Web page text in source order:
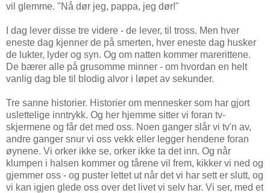
vil glemme. "Nå dør jeg, pappa, jeg dør!"
I dag lever disse tre videre - de lever, til tross. Men hver
eneste dag kjenner de på smerten, hver eneste dag husker
de lukter, lyder og syn. Og om natten kommer marerittene.
De bærer alle på grusomme minner - om hvordan en helt
vanlig dag ble til blodig alvor i løpet av sekunder.
Tre sanne historier. Historier om mennesker som har gjort
uslettelige inntrykk. Og her hjemme sitter vi foran tv-
skjermene og får det med oss. Noen ganger slår vi tv'n av,
andre ganger snur vi oss vekk eller legger hendene foran
øynene. Vi orker ikke se, orker ikke ta det inn. Og når
klumpen i halsen kommer og tårene vil frem, kikker vi ned og
gjemmer oss - og puster lettet ut når det vi har sett er slutt, og
vi kan igjen glede oss over det livet vi selv har. Vi ser, med et